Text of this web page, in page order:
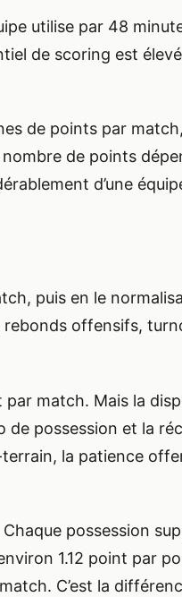
utilise par 48
de scoring est
de points par
de points
d’une
puis en le
offensifs,
match. Mais la
de possession et la
la patience
possession
1.12 point par
C’est la